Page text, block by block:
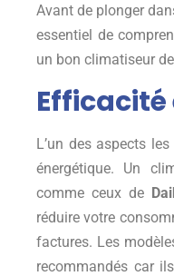
Avant de plonger
essentiel de
un bon climatiseur
L’un des aspects
énergétique. Un
comme ceux de
réduire votre
factures. Les
recommandés car